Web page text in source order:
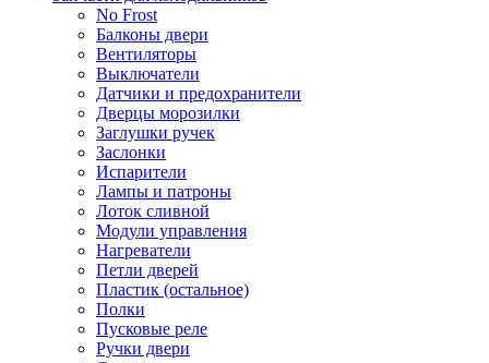
No Frost
Балконы двери
Вентиляторы
Выключатели
Датчики и предохранители
Дверцы морозилки
Заглушки ручек
Заслонки
Испарители
Лампы и патроны
Лоток сливной
Модули управления
Нагреватели
Петли дверей
Пластик (остальное)
Полки
Пусковые реле
Ручки двери